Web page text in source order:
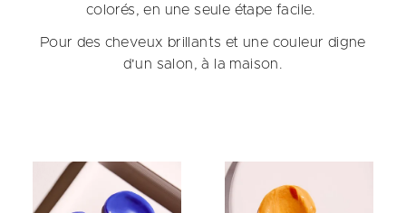
colorés, en une seule étape facile.
Pour des cheveux brillants et une couleur digne
d'un salon, à la maison.